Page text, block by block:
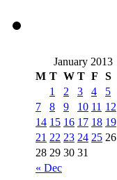
January 2013
M T W T F S
« Dec
1 2 3 4 5
7
8 9 10 11 12
14 15 16 17 18 19
21 22 23 24 25 26
28 29 30 31